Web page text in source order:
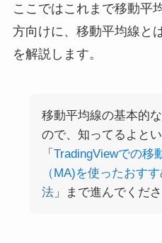
ここではこれまで移動平
方向けに、移動平均線と
を解説します。
移動平均線の基本的
ので、知ってるよと
「 TradingViewでの移
（MA)を使ったおす
法」まで進んでくださ